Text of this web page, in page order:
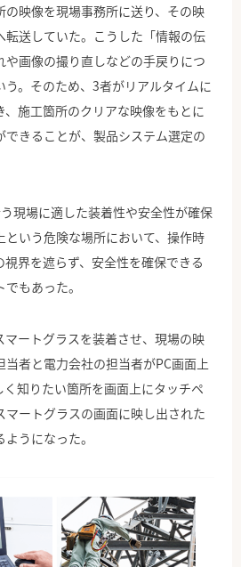
の映像を現場事務所に送り、その映
転送していた。こうした「情報の伝
画像の撮り直しなどの手戻りにつ
。そのため、3者がリアルタイムに
、施工箇所のクリアな映像をもとに
できることが、製品システム選定の
現場に適した装着性や安全性が確保
という危険な場所において、操作時
界を遮らず、安全性を確保できる
もあった。
ートグラスを装着させ、現場の映
者と電力会社の担当者がPC画面上
知りたい箇所を画面上にタッチペ
マートグラスの画面に映し出された
うになった。